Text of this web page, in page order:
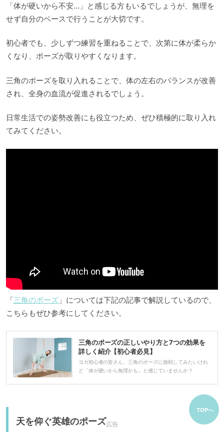
「体が硬いから不安…」と感じる方もいるでしょうが、無理を
せず自分のペースで行うことが大切です。
初心者でも、少しずつ練習を重ねることで、次第に体が柔らか
くなり、ポーズが取りやすくなります。
三角のポーズを取り入れることで、体の左右のバランスが改善
され、全身の血流が促進されるでしょう。
日常生活での姿勢改善にも役立つため、ぜひ積極的に取り入れ
てみてください。
「三角のポーズ」については下記の記事で解説しているので、
こちらもぜひ参考にしてください。
三角のポーズの正しいやり方と7つの効果を
詳しく紹介【初心者必見】
ヨガ初心者の皆さん、三角のポーズに挑戦してみたいけれ
ど「体が硬いから無理かも」と感じていませんか？
天を仰ぐ英雄のポーズ
TOPへ
広告